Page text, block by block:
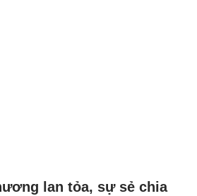
lan tỏa, sự sẻ chia